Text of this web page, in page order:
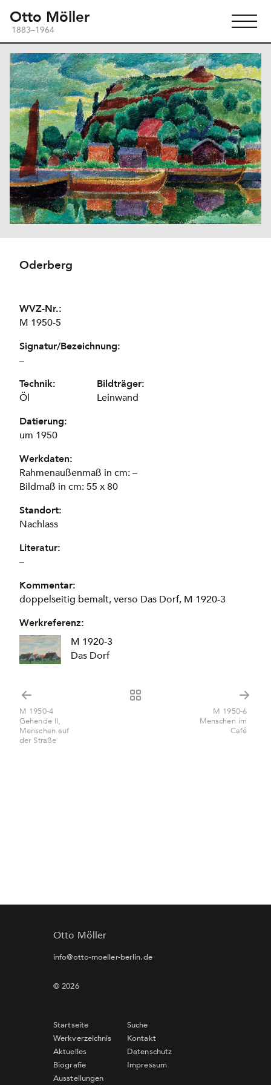
Otto Möller
1883–1964
Oderberg
WVZ-Nr.:
M 1950-5
Signatur/Bezeichnung:
–
Technik:
Öl
Bildträger:
Leinwand
Datierung:
um 1950
Werkdaten:
Rahmenaußenmaß in cm: –
Bildmaß in cm: 55 x 80
Standort:
Nachlass
Literatur:
–
Kommentar:
doppelseitig bemalt, verso Das Dorf, M 1920-3
Werkreferenz:
M 1920-3
Das Dorf
M 1950-4
Gehende II,
Menschen auf
der Straße
M 1950-6
Menschen im
Café
Otto Möller
info@otto-moeller-berlin.de
© 2026
Startseite
Werkverzeichnis
Aktuelles
Biografie
Ausstellungen
Suche
Kontakt
Datenschutz
Impressum